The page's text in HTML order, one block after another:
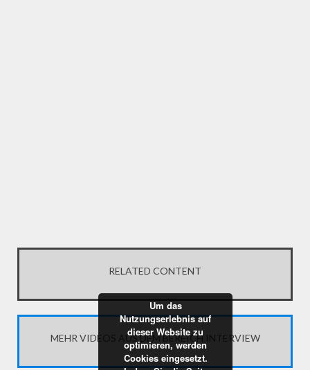
RELATED CONTENT
MEHR VIDEOS AUS DEM BEREICH INTERVIEW
Um das
Nutzungserlebnis auf
dieser Website zu
optimieren, werden
Cookies eingesetzt.